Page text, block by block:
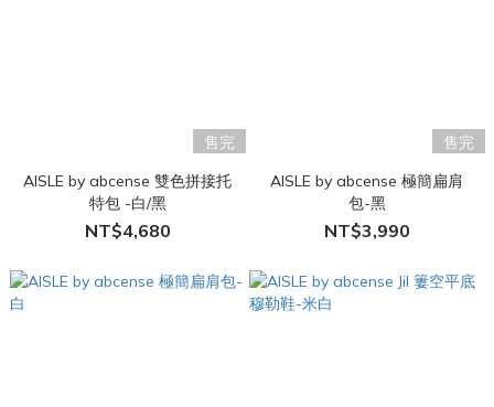
售完
AISLE by abcense 雙色拼接托
特包 -白/黑
NT$4,680
售完
AISLE by abcense 極簡扁肩
包-黑
NT$3,990